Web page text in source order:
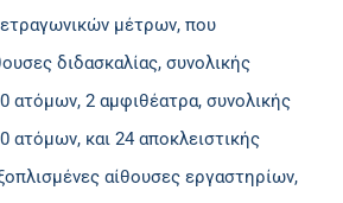
μέτρων, που
διδασκαλίας, συνολικής
ατόμων, 2 αμφιθέατρα, συνολικής
ατόμων, και 24 αποκλειστικής
αίθουσες εργαστηρίων,